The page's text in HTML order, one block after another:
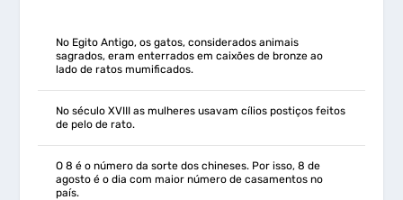
No Egito Antigo, os gatos, considerados animais
sagrados, eram enterrados em caixões de bronze ao
lado de ratos mumificados.
No século XVIII as mulheres usavam cílios postiços feitos
de pelo de rato.
O 8 é o número da sorte dos chineses. Por isso, 8 de
agosto é o dia com maior número de casamentos no
país.